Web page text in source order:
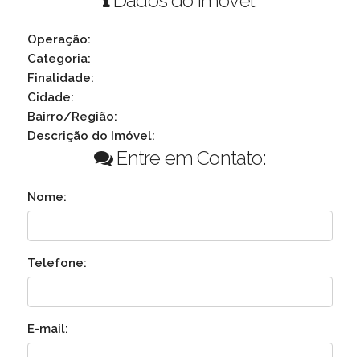
Operação:
Categoria:
Finalidade:
Cidade:
Bairro/Região:
Descrição do Imóvel:
Entre em Contato:
Nome:
Telefone:
E-mail: